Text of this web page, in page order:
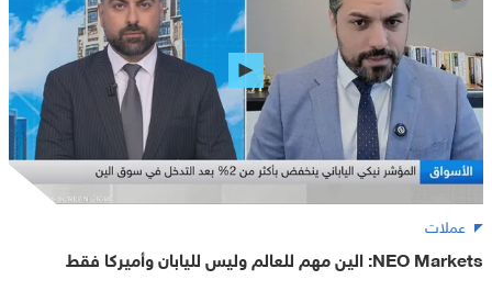
عملات
NEO Markets: الين مهم للعالم وليس لليابان وأميركا فقط